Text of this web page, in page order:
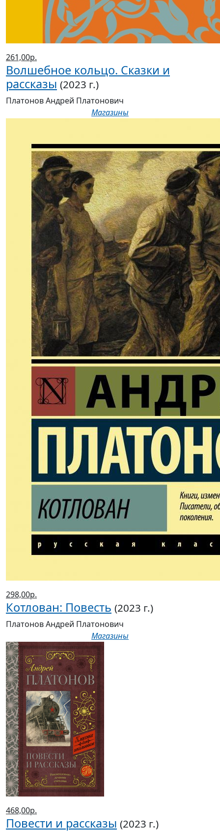
261,00р.
Волшебное кольцо. Сказки и
рассказы (2023 г.)
Платонов Андрей Платонович
Магазины
298,00р.
Котлован: Повесть (2023 г.)
Платонов Андрей Платонович
Магазины
468,00р.
Повести и рассказы (2023 г.)